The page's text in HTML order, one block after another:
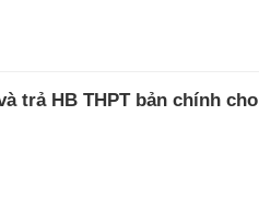
trả HB THPT bản chính cho